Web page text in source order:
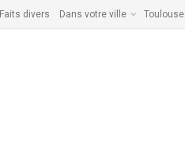
Faits divers Dans votre ville Toulouse